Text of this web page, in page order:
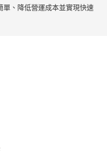
、降低營運成本並實現快速